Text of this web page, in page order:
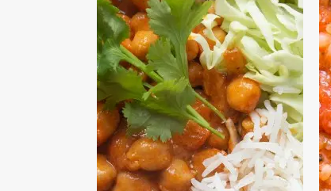
pracy + 70 minut czekania
DANIA GŁÓWNE
LUNCHE DO PRACY
ŚWIATOWY DZIEŃ
WEGETARIANIZMU